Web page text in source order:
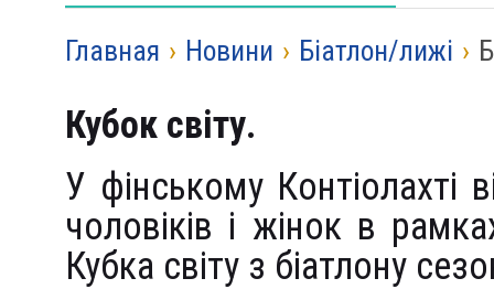
Главная › Новини › Біатлон/лижі ›
Кубок світу.
У фінському Контіолахті
чоловіків і жінок в
Кубка світу з біатлону